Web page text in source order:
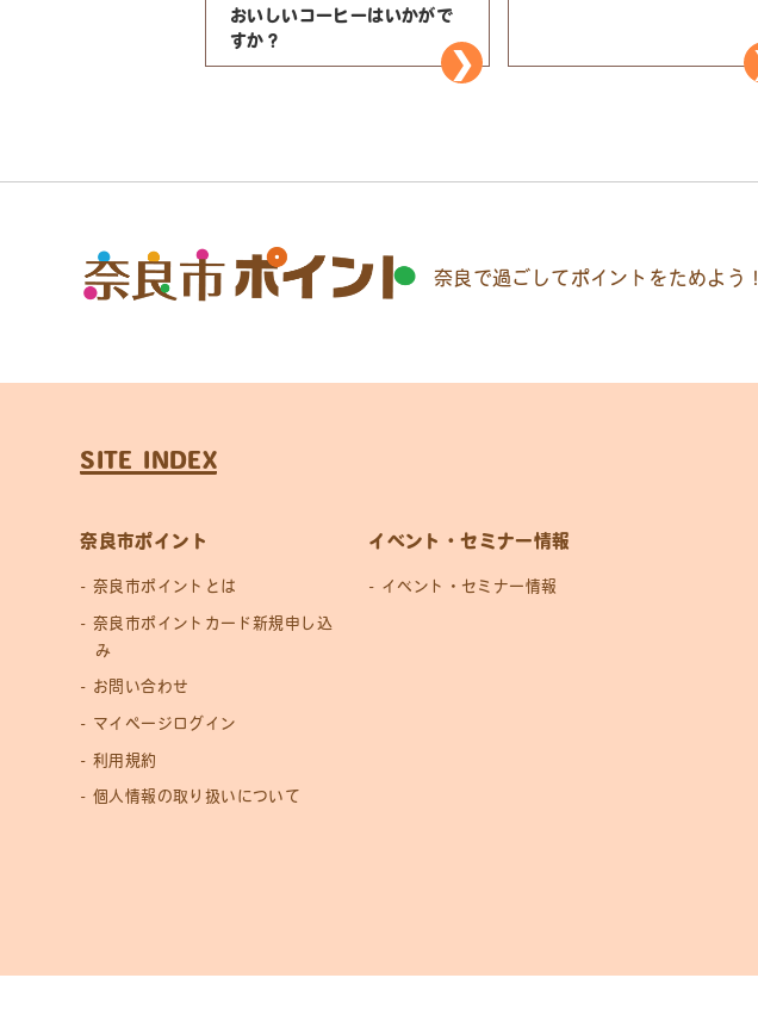
おいしいコーヒーはいかがで
すか？
奈良で過ごしてポイントをためよう！
SITE INDEX
奈良市ポイント
奈良市ポイントとは
奈良市ポイントカード新規申し込
み
お問い合わせ
マイページログイン
利用規約
個人情報の取り扱いについて
イベント・セミナー情報
イベント・セミナー情報